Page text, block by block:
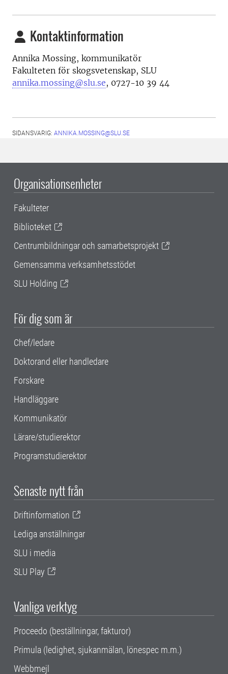
Kontaktinformation
Annika Mossing, kommunikatör
Fakulteten för skogsvetenskap, SLU
annika.mossing@slu.se, 0727-10 39 44
SIDANSVARIG: ANNIKA.MOSSING@SLU.SE
Organisationsenheter
Fakulteter
Biblioteket
Centrumbildningar och samarbetsprojekt
Gemensamma verksamhetsstödet
SLU Holding
För dig som är
Chef/ledare
Doktorand eller handledare
Forskare
Handläggare
Kommunikatör
Lärare/studierektor
Programstudierektor
Senaste nytt från
Driftinformation
Lediga anställningar
SLU i media
SLU Play
Vanliga verktyg
Proceedo (beställningar, fakturor)
Primula (ledighet, sjukanmälan, lönespec m.m.)
Webbmejl